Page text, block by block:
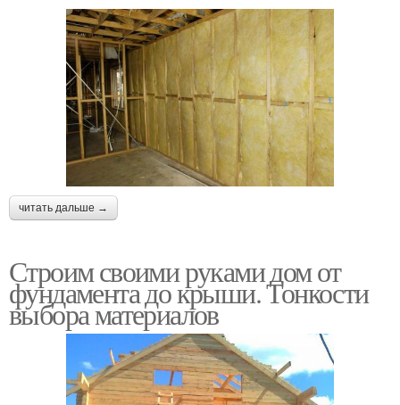
читать дальше →
Строим своими руками дом от
фундамента до крыши. Тонкости
выбора материалов